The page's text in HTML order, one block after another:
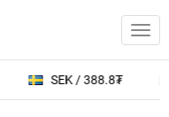
SEK / 388.8₮